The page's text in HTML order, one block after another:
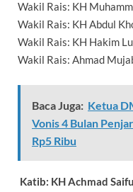
Wakil Rais: KH
Wakil Rais: KH Abdul
Wakil Rais: KH Hakim
Wakil Rais: Ahmad
Baca Juga: Ketua
Vonis 4 Bulan
Rp5 Ribu
Katib: KH Achmad